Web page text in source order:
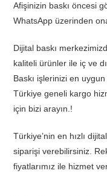
Afişinizin baskı öncesi
WhatsApp üzerinden
Dijital baskı
kaliteli ürünler ile iç ve
Baskı işlerinizi en
Türkiye geneli kargo
için bizi arayın.!
Türkiye’nin en hızlı
siparişi verebilirsiniz.
fiyatlarımız ile hizmet